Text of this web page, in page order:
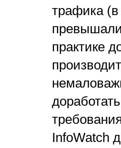
трафика (в
практике
InfoWatch